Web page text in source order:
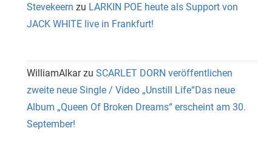
Stevekeern zu LARKIN POE heute als Support von
JACK WHITE live in Frankfurt!
WilliamAlkarzu SCARLET DORN veröffentlichen
zweite neue Single / Video „Unstill Life“Das neue
Album „Queen Of Broken Dreams“ erscheint am 30.
September!